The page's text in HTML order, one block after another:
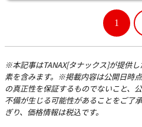
1
※本記事はTANAX[タナックス]が提供
素を含みます。※掲載内容は公開日時
の真正性を保証するものでないこと、
不備が生じる可能性があることをご了
ぎり、価格情報は税込です。